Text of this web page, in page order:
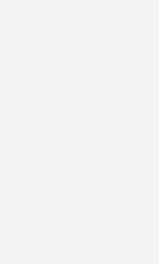
auch auf den Einbau von
Netzbetreiber
aber nur ein Etappensieg. „Die anderen
dem Vorbild von Westnetz nun
aber schüchtern viele Betreiber
ein.“ Er verweist auf die Regelugnen
rund 200.000 Haushalte problemlos
„In Deutschland hingegen
Normen und gesetzliche Regeln
Tangermann. (Sven Ullrich)
einer Norm zur Installation von
Die
sollen Berücksichtigung finden,